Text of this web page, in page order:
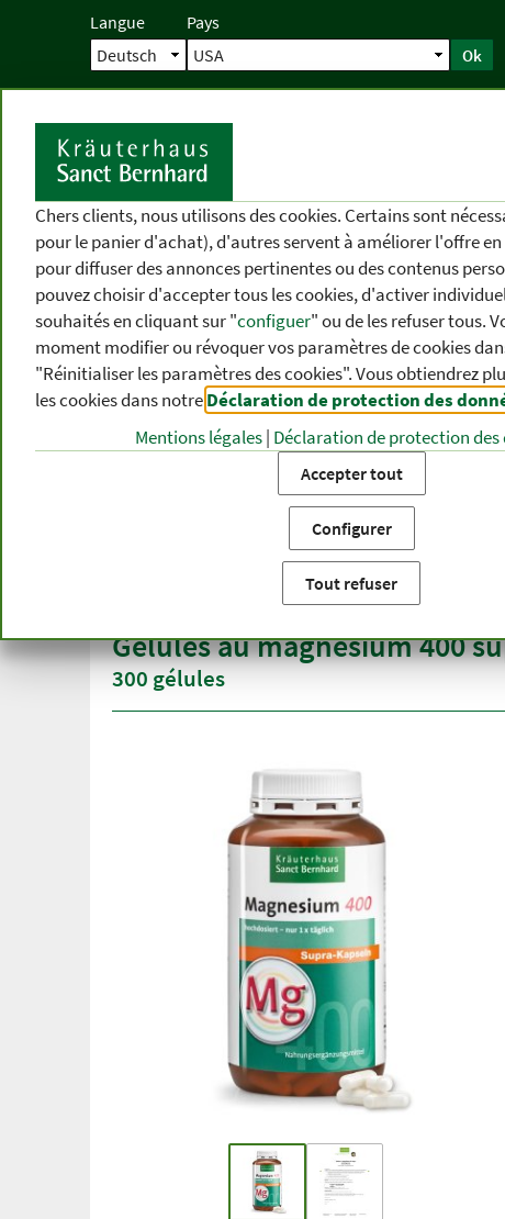
Langue Pays
Ok
Accueil
CATÉGORIES
DE PRODUITS
DIFFÉRENTS
THÈMES
DE
Catégories de produits
Gélules au magnésium 400
300 gélules
Chers clients, nous utilisons des cookies. Certains sont
pour le panier d'achat), d'autres servent à améliorer l'offre
pour diffuser des annonces pertinentes ou des contenus
pouvez choisir d'accepter tous les cookies, d'activer
souhaités en cliquant sur "configuer" ou de les refuser tous.
moment modifier ou révoquer vos paramètres de cookies
"Réinitialiser les paramètres des cookies". Vous obtiendrez
les cookies dans notreDéclaration de protection des
Mentions légales| Déclaration de protection des
Accepter tout
Configurer
Tout refuser